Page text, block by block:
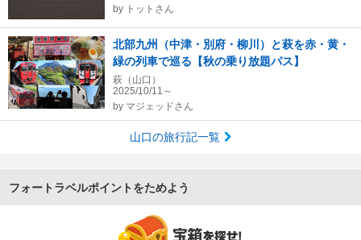
by トットさん
北部九州（中津・別府・柳川）と萩を赤・黄・
緑の列車で巡る【秋の乗り放題パス】
萩（山口）
2025/10/11～
by マジェッドさん
山口の旅行記一覧
フォートラベルポイントをためよう